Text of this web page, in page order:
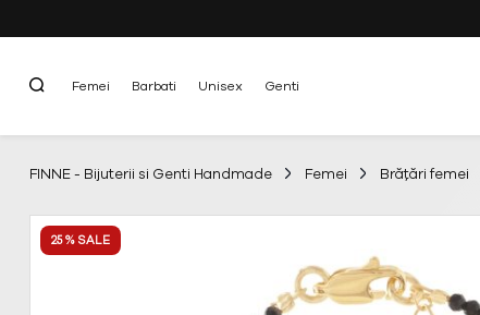
Femei Barbati Unisex Genti
FINNE - Bijuterii si Genti Handmade Femei Brățări femei
25 % SALE